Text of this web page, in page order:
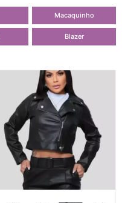
Macaquinho
Blazer